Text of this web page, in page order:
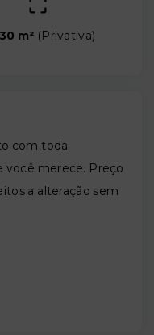
m² (Privativa)
com toda
você merece. Preço
a alteração sem